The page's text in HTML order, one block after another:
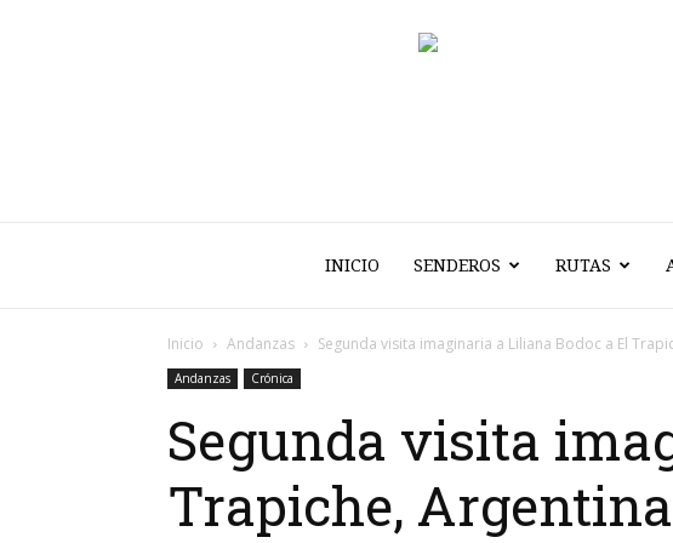
INICIO SENDEROS RUTAS
Inicio Andanzas Segunda visita imaginaria a Liliana Bodoc a El
Andanzas Crónica
Segunda visita
Trapiche, Argentina